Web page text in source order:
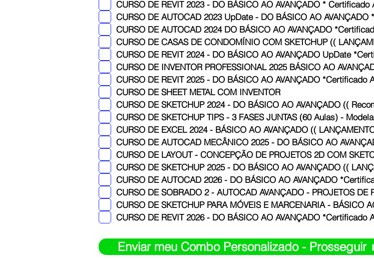
CURSO DE REVIT 2023 - DO BÁSICO AO AVANÇADO *
CURSO DE AUTOCAD 2023 UpDate - DO BÁSICO AO
CURSO DE AUTOCAD 2024 DO BÁSICO AO AVANÇADO
CURSO DE CASAS DE CONDOMÍNIO COM SKETCHUP ((
CURSO DE
CURSO DE INVENTOR PROFESSIONAL 2025 BÁSICO AO
CURSO DE REVIT 2025 - DO
CURSO DE SHEET METAL COM INVENTOR
CURSO DE SKETCHUP 2024 - DO BÁSICO AO AVANÇADO ((
CURSO DE SKETCHUP TIPS - 3 FASES JUNTAS (60 Aulas) -
CURSO DE EXCEL 2024 - BÁSICO AO AVANÇADO ((
CURSO DE LAYOUT - CONCEPÇÃO DE PROJETOS 2D COM
CURSO DE SKETCHUP 2025 - DO BÁSICO AO AVANÇADO ((
CURSO DE AUTOCAD 2026 - DO BÁSICO AO AVANÇADO
CURSO DE SOBRADO 2 - AUTOCAD AVANÇADO - PROJETOS
CURSO DE SKETCHUP PARA MÓVEIS E MARCENARIA - BÁSICO
CURSO DE REVIT 2026 - DO
Enviar meu Combo Personalizado - Prosseguir